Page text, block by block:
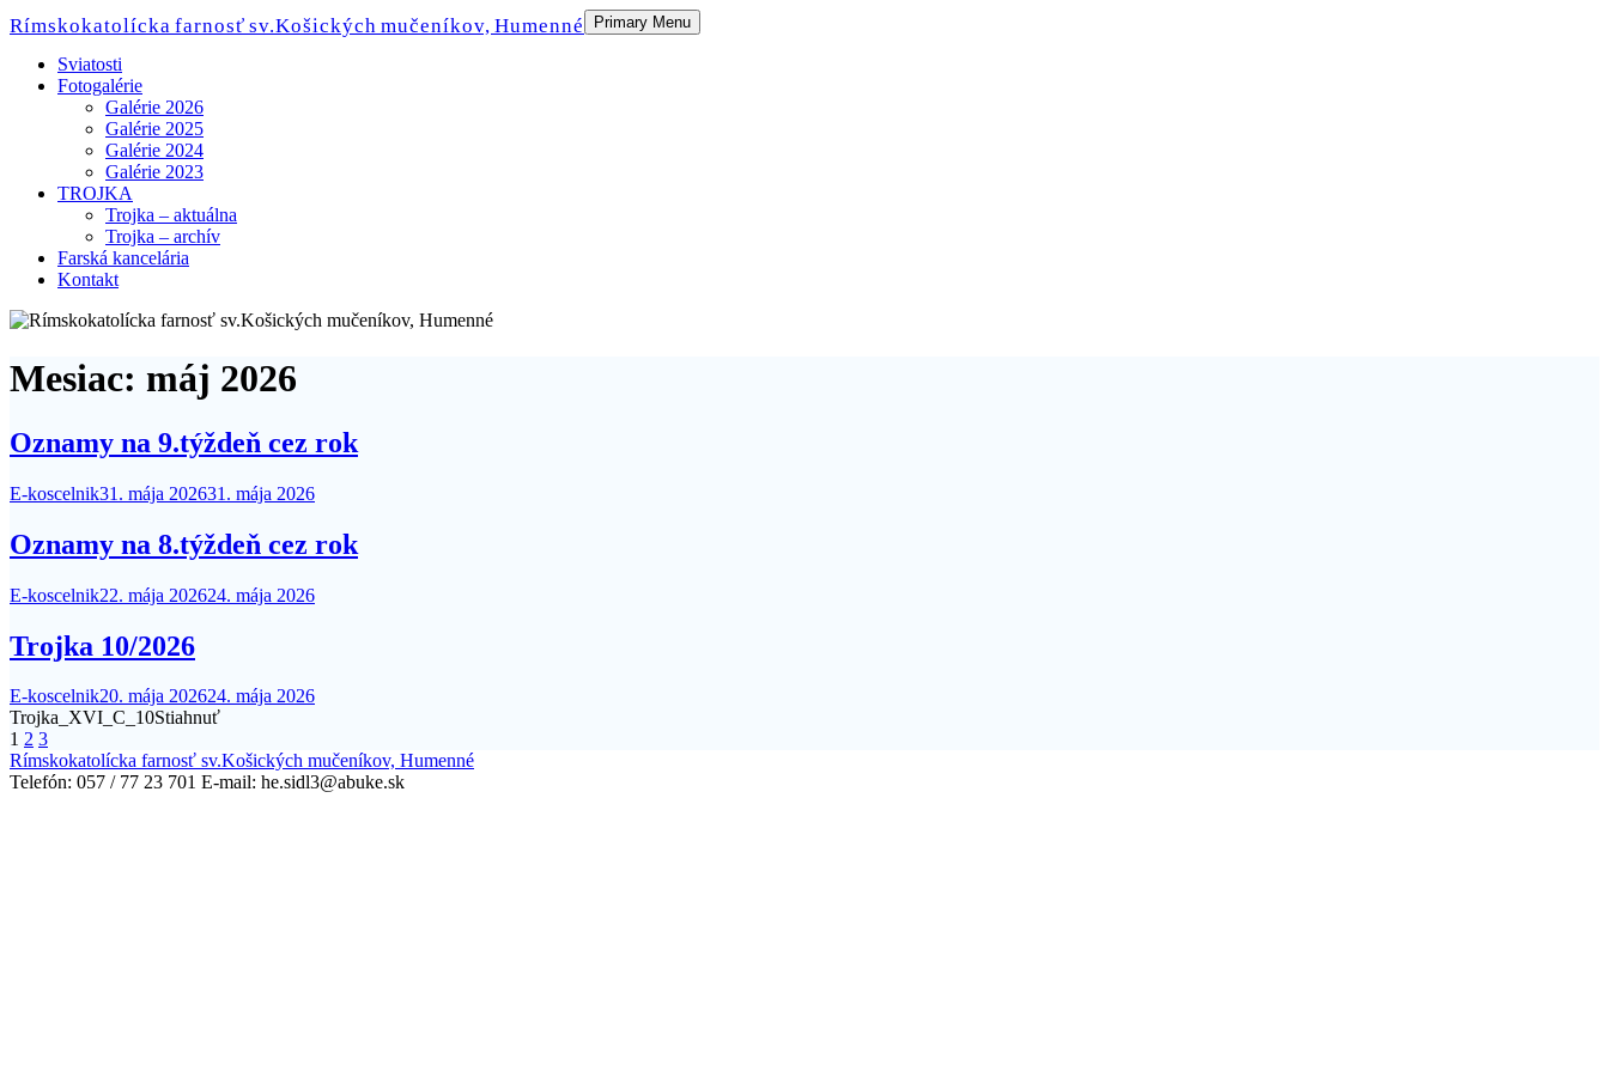
Skip
to
content
Rímskokatolícka farnosť sv.Košických mučeníkov, Humenné Primary Menu
Sviatosti
Fotogalérie
Galérie 2026
Galérie 2025
Galérie 2024
Galérie 2023
TROJKA
Trojka – aktuálna
Trojka – archív
Farská kancelária
Kontakt
Mesiac: máj 2026
Oznamy na 9.týždeň cez rok
E-koscelnik31. mája 202631. mája 2026
Oznamy na 8.týždeň cez rok
E-koscelnik22. mája 202624. mája 2026
Trojka 10/2026
E-koscelnik20. mája 202624. mája 2026
Trojka_XVI_C_10Stiahnuť
Stránkovanie
príspevkov
1 2 3
Rímskokatolícka farnosť sv.Košických mučeníkov, Humenné
Telefón: 057 / 77 23 701 E-mail: he.sidl3@abuke.sk